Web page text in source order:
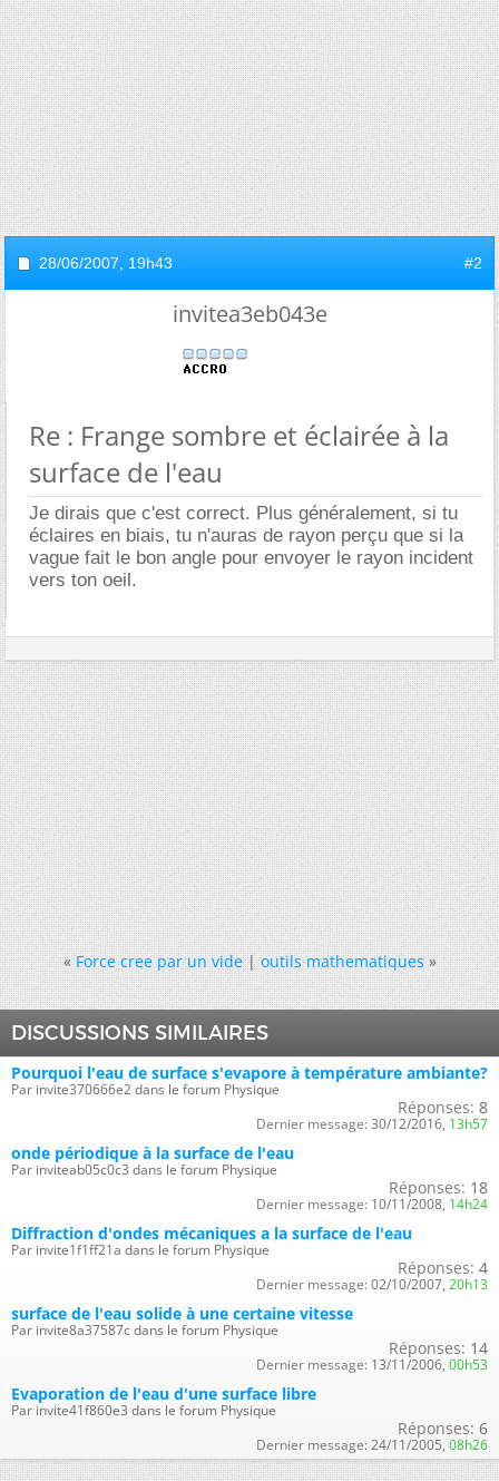
28/06/2007, 19h43 #2
invitea3eb043e
Re : Frange sombre et éclairée à la
surface de l'eau
Je dirais que c'est correct. Plus généralement, si tu
éclaires en biais, tu n'auras de rayon perçu que si la
vague fait le bon angle pour envoyer le rayon incident
vers ton oeil.
« Force cree par un vide|outils mathematiques »
DISCUSSIONS SIMILAIRES
Pourquoi l'eau de surface s'evapore à température ambiante?
Par invite370666e2 dans le forum Physique
Réponses: 8
Dernier message: 30/12/2016, 13h57
onde périodique à la surface de l'eau
Par inviteab05c0c3 dans le forum Physique
Réponses: 18
Dernier message: 10/11/2008, 14h24
Diffraction d'ondes mécaniques a la surface de l'eau
Par invite1f1ff21a dans le forum Physique
Réponses: 4
Dernier message: 02/10/2007, 20h13
surface de l'eau solide à une certaine vitesse
Par invite8a37587c dans le forum Physique
Réponses: 14
Dernier message: 13/11/2006, 00h53
Evaporation de l'eau d'une surface libre
Par invite41f860e3 dans le forum Physique
Réponses: 6
Dernier message: 24/11/2005, 08h26